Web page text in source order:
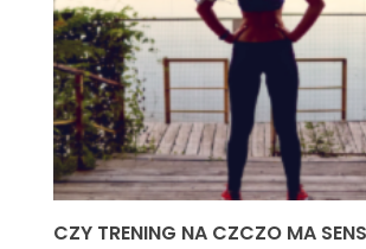
CZY TRENING NA CZCZO MA